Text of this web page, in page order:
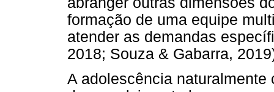
formação de uma equipe
atender as demandas
2018; Souza & Gabarra,
A adolescência